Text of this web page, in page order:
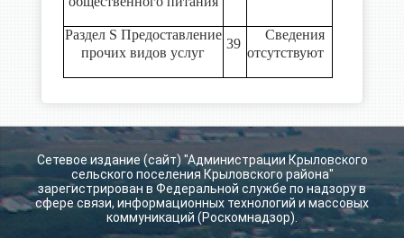
Раздел S Предоставление
прочих видов услуг
39
Сведения
отсутствуют
Сетевое издание (сайт) "Администрации Крыловского
сельского поселения Крыловского района"
зарегистрирован в Федеральной службе по надзору в
сфере связи, информационных технологий и массовых
коммуникаций (Роскомнадзор).